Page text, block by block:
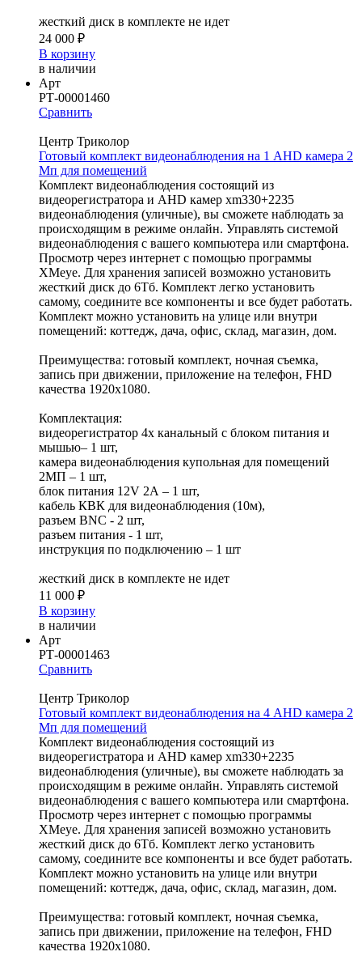
жесткий диск в комплекте не идет
24 000 ₽
В корзину
в наличии
Арт
РТ-00001460
Сравнить
Центр Триколор
Готовый комплект видеонаблюдения на 1 AHD камера 2
Мп для помещений
Комплект видеонаблюдения состоящий из
видеорегистратора и AHD камер xm330+2235
видеонаблюдения (уличные), вы сможете наблюдать за
происходящим в режиме онлайн. Управлять системой
видеонаблюдения с вашего компьютера или смартфона.
Просмотр через интернет с помощью программы
XMeye. Для хранения записей возможно установить
жесткий диск до 6Тб. Комплект легко установить
самому, соедините все компоненты и все будет работать.
Комплект можно установить на улице или внутри
помещений: коттедж, дача, офис, склад, магазин, дом.
Преимущества: готовый комплект, ночная съемка,
запись при движении, приложение на телефон, FHD
качества 1920x1080.
Комплектация:
видеорегистратор 4х канальный c блоком питания и
мышью– 1 шт,
камера видеонаблюдения купольная для помещений
2МП – 1 шт,
блок питания 12V 2А – 1 шт,
кабель КВК для видеонаблюдения (10м),
разъем BNC - 2 шт,
разъем питания - 1 шт,
инструкция по подключению – 1 шт
жесткий диск в комплекте не идет
11 000 ₽
В корзину
в наличии
Арт
РТ-00001463
Сравнить
Центр Триколор
Готовый комплект видеонаблюдения на 4 AHD камера 2
Мп для помещений
Комплект видеонаблюдения состоящий из
видеорегистратора и AHD камер xm330+2235
видеонаблюдения (уличные), вы сможете наблюдать за
происходящим в режиме онлайн. Управлять системой
видеонаблюдения с вашего компьютера или смартфона.
Просмотр через интернет с помощью программы
XMeye. Для хранения записей возможно установить
жесткий диск до 6Тб. Комплект легко установить
самому, соедините все компоненты и все будет работать.
Комплект можно установить на улице или внутри
помещений: коттедж, дача, офис, склад, магазин, дом.
Преимущества: готовый комплект, ночная съемка,
запись при движении, приложение на телефон, FHD
качества 1920x1080.